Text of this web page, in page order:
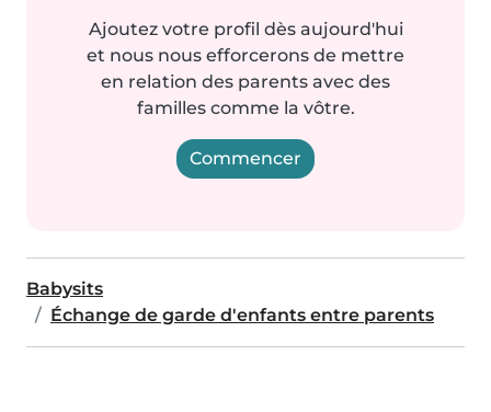
Ajoutez votre profil dès aujourd'hui
et nous nous efforcerons de mettre
en relation des parents avec des
familles comme la vôtre.
Commencer
Babysits
Échange de garde d'enfants entre parents